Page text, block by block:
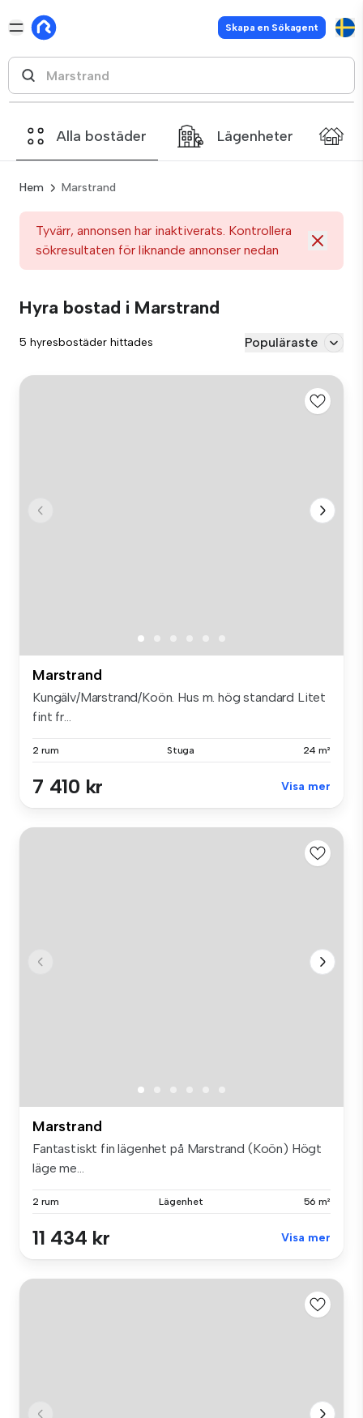
Skapa en Sökagent
Alla bostäder Lägenheter
Hem Marstrand
Tyvärr, annonsen har inaktiverats. Kontrollera
sökresultaten för liknande annonser nedan
Hyra bostad i Marstrand
5 hyresbostäder hittades Populäraste
Marstrand
Kungälv/Marstrand/Koön. Hus m. hög standard Litet
fint fr...
2 rum Stuga 24 m²
7 410 kr Visa mer
Marstrand
Fantastiskt fin lägenhet på Marstrand (Koön) Högt
läge me...
2 rum Lägenhet 56 m²
11 434 kr Visa mer